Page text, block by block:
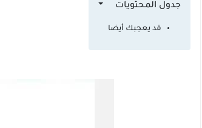
جدول المحتويات
قد يعجبك أيضا